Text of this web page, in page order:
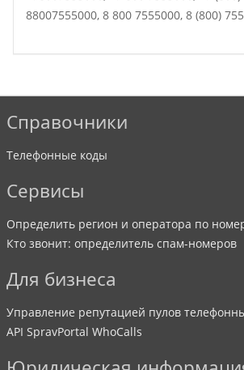
88007555000, 8 800 7555000, 8 (800)
Справочники
Телефонные коды
Сервисы
Определить регион и оператора по
Кто звонит: определитель спам-номеров
Для бизнеса
Управление репутацией пулов
API SpravPortal WhoCalls